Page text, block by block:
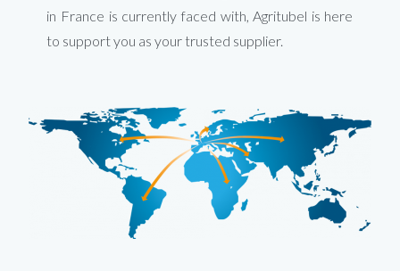
in France is currently faced with, Agritubel is here
to support you as your trusted supplier.